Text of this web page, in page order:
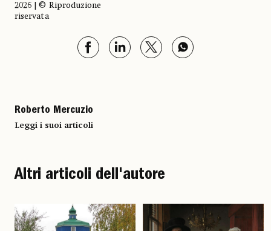
2026 | © Riproduzione
riservata
Roberto Mercuzio
Leggi i suoi articoli
Altri articoli dell'autore